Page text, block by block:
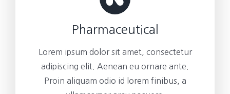
Pharmaceutical
Lorem ipsum dolor sit amet, consectetur
adipiscing elit. Aenean eu ornare ante.
Proin aliquam odio id lorem finibus, a